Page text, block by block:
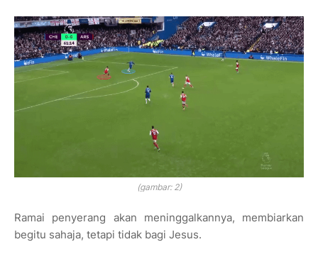
(gambar: 2)
Ramai penyerang akan meninggalkannya, membiarkan
begitu sahaja, tetapi tidak bagi Jesus.